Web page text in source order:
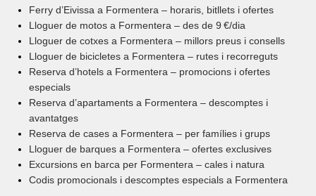
Ferry d’Eivissa a Formentera – horaris, bitllets i ofertes
Lloguer de motos a Formentera – des de 9 €/dia
Lloguer de cotxes a Formentera – millors preus i consells
Lloguer de bicicletes a Formentera – rutes i recorreguts
Reserva d’hotels a Formentera – promocions i ofertes
especials
Reserva d’apartaments a Formentera – descomptes i
avantatges
Reserva de cases a Formentera – per famílies i grups
Lloguer de barques a Formentera – ofertes exclusives
Excursions en barca per Formentera – cales i natura
Codis promocionals i descomptes especials a Formentera